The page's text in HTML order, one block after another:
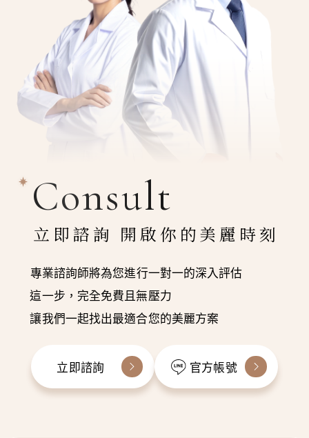
Consult
立即諮詢 開啟你的美麗時刻
專業諮詢師將為您進行一對一的深入評估
這一步，完全免費且無壓力
讓我們一起找出最適合您的美麗方案
立即諮詢 官方帳號